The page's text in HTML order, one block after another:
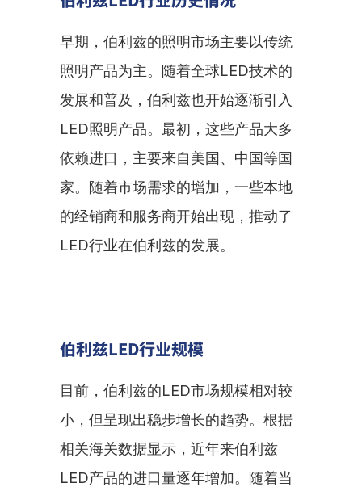
早期，伯利兹的照明市场主要以传统
照明产品为主。随着全球LED技术的
发展和普及，伯利兹也开始逐渐引入
LED照明产品。最初，这些产品大多
依赖进口，主要来自美国、中国等国
家。随着市场需求的增加，一些本地
的经销商和服务商开始出现，推动了
LED行业在伯利兹的发展。
伯利兹LED行业规模
目前，伯利兹的LED市场规模相对较
小，但呈现出稳步增长的趋势。根据
相关海关数据显示，近年来伯利兹
LED产品的进口量逐年增加。随着当